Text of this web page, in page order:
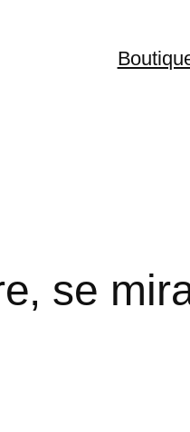
se